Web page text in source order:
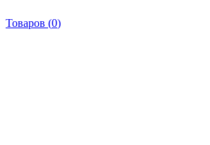
Товаров (0)